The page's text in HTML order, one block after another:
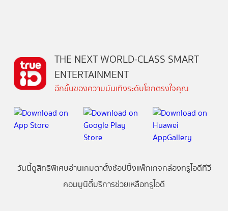
THE NEXT WORLD-CLASS SMART
ENTERTAINMENT
อีกขั้นของความบันเทิงระดับโลกตรงใจคุณ
วันนี้ดูสิทธิพิเศษอ่านเกมตาตั้งช้อปปิ้งแพ็กเกจกล่องทรูไอดีทีวี
คอมมูนิตี้บริการช่วยเหลือทรูไอดี